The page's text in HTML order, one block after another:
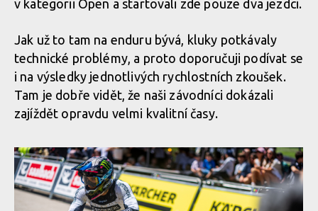
v kategorii Open a startovali zde pouze dva jezdci.
Jak už to tam na enduru bývá, kluky potkávaly
technické problémy, a proto doporučuji podívat se
i na výsledky jednotlivých rychlostních zkoušek.
Tam je dobře vidět, že naši závodníci dokázali
zajíždět opravdu velmi kvalitní časy.